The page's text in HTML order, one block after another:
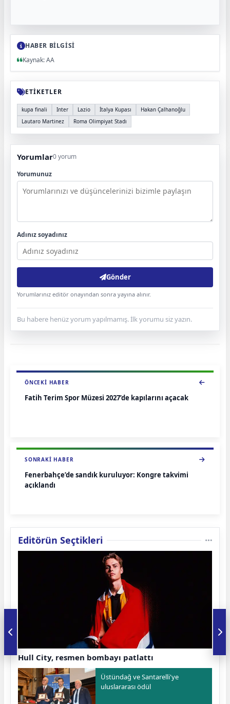
HABER BİLGİSİ
Kaynak: AA
ETİKETLER
kupa finali Inter Lazio İtalya Kupası
Hakan Çalhanoğlu
Lautaro Martinez
Roma Olimpiyat Stadı
Yorumlar0 yorum
Yorumunuz
Adınız soyadınız
Gönder
Yorumlarınız editör onayından sonra yayına alınır.
Bu habere henüz yorum yapılmamış. İlk yorumu siz yazın.
ÖNCEKI HABER
Fatih Terim Spor Müzesi 2027’de kapılarını açacak
SONRAKI HABER
Fenerbahçe’de sandık kuruluyor: Kongre takvimi
açıklandı
Editörün Seçtikleri
Hull City, resmen bombayı patlattı
Üstündağ ve Santarelli'ye
uluslararası ödül